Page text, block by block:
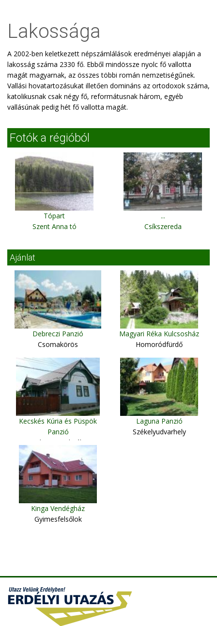
Lakossága
A 2002-ben keletkezett népszámlálások eredményei alapján a
lakosság száma 2330 fő. Ebből mindössze nyolc fő vallotta
magát magyarnak, az összes többi román nemzetiségűnek.
Vallási hovatartozásukat illetően domináns az ortodoxok száma,
katolikusnak csak négy fő, reformátusnak három, egyéb
vallásúnak pedig hét fő vallotta magát.
Fotók a régióból
Tópart
Szent Anna tó
...
Csíkszereda
Ajánlat
Debreczi Panzió
Csomakörös
Magyari Réka Kulcsosház
Homoródfürdő
Kecskés Kúria és Püspök
Panzió
Kalotaszentkirály
Laguna Panzió
Székelyudvarhely
Kinga Vendégház
Gyimesfelsőlok